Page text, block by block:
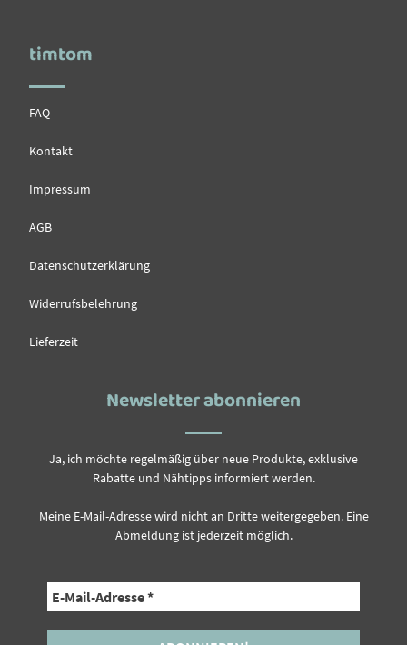
timtom
FAQ
Kontakt
Impressum
AGB
Datenschutzerklärung
Widerrufsbelehrung
Lieferzeit
Newsletter abonnieren
Ja, ich möchte regelmäßig über neue Produkte, exklusive
Rabatte und Nähtipps informiert werden.
Meine E-Mail-Adresse wird nicht an Dritte weitergegeben. Eine
Abmeldung ist jederzeit möglich.